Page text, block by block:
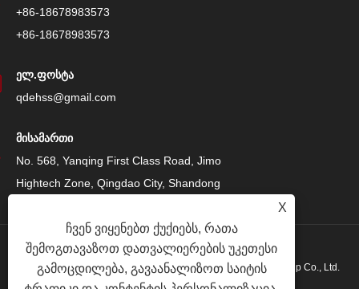
+86-18678983573
+86-18678983573
ელ.ფოსტა
qdehss@gmail.com
მისამართი
No. 568, Yanqing First Class Road, Jimo
Hightech Zone, Qingdao City, Shandong
საავტორო უფლება © 2024 Qingdao Eihe Steel Structure Group Co., Ltd.
X
ჩვენ ვიყენებთ ქუქიებს, რათა
შემოგთავაზოთ დათვალიერების უკეთესი
გამოცდილება, გავაანალიზოთ საიტის